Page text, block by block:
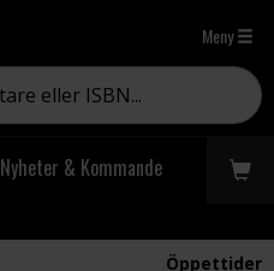
Meny
Nyheter & Kommande
Öppettider